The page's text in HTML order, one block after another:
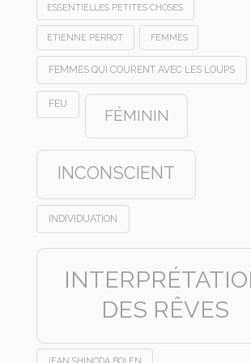
ESSENTIELLES PETITES CHOSES
ETIENNE PERROT FEMMES
FEMMES QUI COURENT AVEC LES LOUPS
FEU
FÉMININ
INCONSCIENT
INDIVIDUATION
DES RÊVES
JEAN SHINODA BOLEN